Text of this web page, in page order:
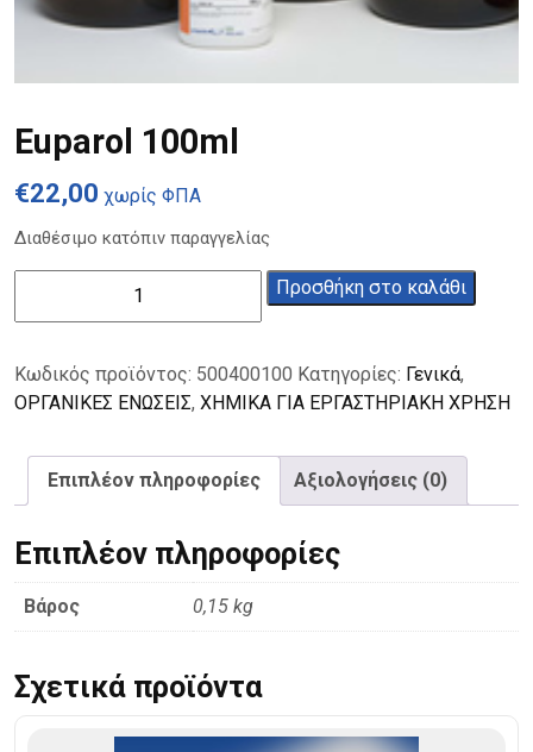
Euparol 100ml
€22,00 χωρίς ΦΠΑ
Διαθέσιμο κατόπιν παραγγελίας
Προσθήκη στο καλάθι
Κωδικός προϊόντος: 500400100 Κατηγορίες: Γενικά,
ΟΡΓΑΝΙΚΕΣ ΕΝΩΣΕΙΣ, ΧΗΜΙΚΑ ΓΙΑ ΕΡΓΑΣΤΗΡΙΑΚΗ ΧΡΗΣΗ
Επιπλέον πληροφορίες Αξιολογήσεις (0)
Επιπλέον πληροφορίες
Βάρος 0,15 kg
Σχετικά προϊόντα